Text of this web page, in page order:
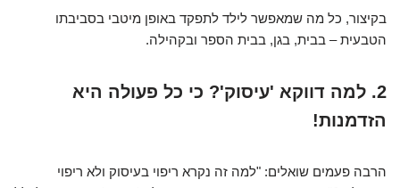
בקיצור, כל מה שמאפשר לילד לתפקד באופן מיטבי בסביבתו
הטבעית – בבית, בגן, בבית הספר ובקהילה.
2. למה דווקא 'עיסוק'? כי כל פעולה היא
הזדמנות!
הרבה פעמים שואלים: "למה זה נקרא ריפוי בעיסוק ולא ריפוי